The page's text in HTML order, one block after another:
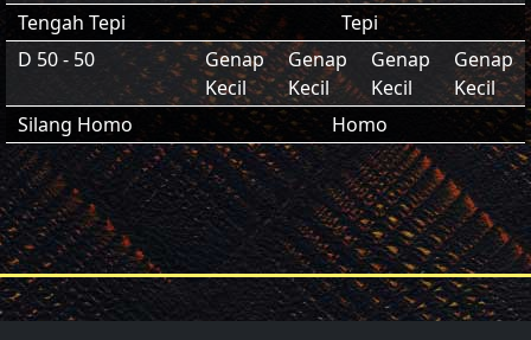
Tengah Tepi
Tepi
D 50 - 50
Genap
Kecil
Genap
Kecil
Genap
Kecil
Genap
Kecil
Silang Homo
Homo